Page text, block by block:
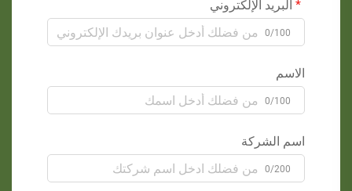
البريد الإلكتروني
0/100
الاسم
0/100
اسم الشركة
0/200